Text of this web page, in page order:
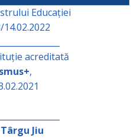
Educației
acreditată
,
Jiu